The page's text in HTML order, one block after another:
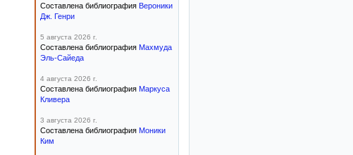
Составлена библиография Вероники
Дж. Генри
5 августа 2026 г.
Составлена библиография Махмуда
Эль-Сайеда
4 августа 2026 г.
Составлена библиография Маркуса
Кливера
3 августа 2026 г.
Составлена библиография Моники
Ким